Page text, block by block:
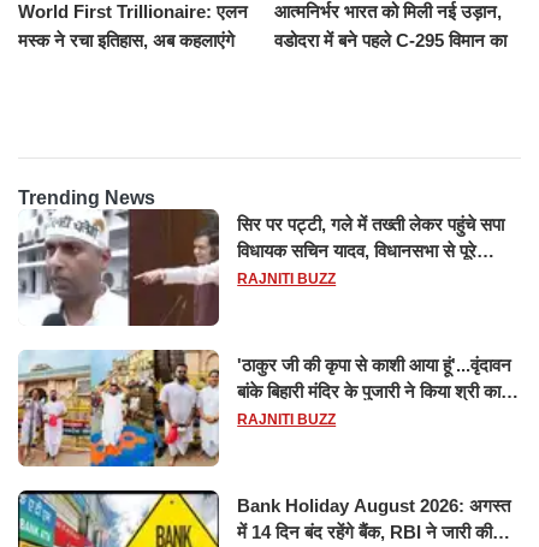
World First Trillionaire: एलन
मस्क ने रचा इतिहास, अब कहलाएंगे
आत्मनिर्भर भारत को मिली नई उड़ान,
वडोदरा में बने पहले C-295 विमान का
Trending News
सिर पर पट्टी, गले में तख्ती लेकर पहुंचे सपा
विधायक सचिन यादव, विधानसभा से पूरे
मानसून सत्र के लिए किया गया निलंबित
RAJNITI BUZZ
'ठाकुर जी की कृपा से काशी आया हूं'...वृंदावन
बांके बिहारी मंदिर के पुजारी ने किया श्री काशी
विश्वनाथ का जलाभिषेक
RAJNITI BUZZ
Bank Holiday August 2026: अगस्त
में 14 दिन बंद रहेंगे बैंक, RBI ने जारी की